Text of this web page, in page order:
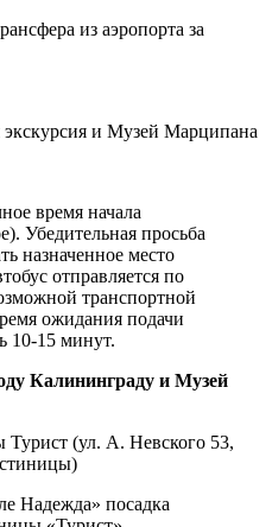
из аэропорта за
экскурсия и Музей Марципана
время начала
Убедительная просьба
назначенное место
отправляется по
транспортной
ожидания подачи
10-15 минут.
Калининграду и Музей
(ул. А. Невского 53,
Надежда» посадка